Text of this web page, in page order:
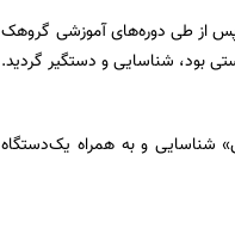
از طی دوره‌های آموزشی گروهک
بود، شناسایی و دستگیر گردید.
شناسایی و به همراه یک‌دستگاه